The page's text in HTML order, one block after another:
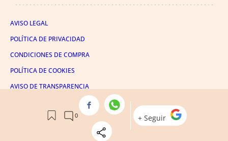
AVISO LEGAL
POLÍTICA DE PRIVACIDAD
CONDICIONES DE COMPRA
POLÍTICA DE COOKIES
AVISO DE TRANSPARENCIA
ADMINISTRACIÓN UTIQ
© 2026 El León de El Español Publicaciones S.A.